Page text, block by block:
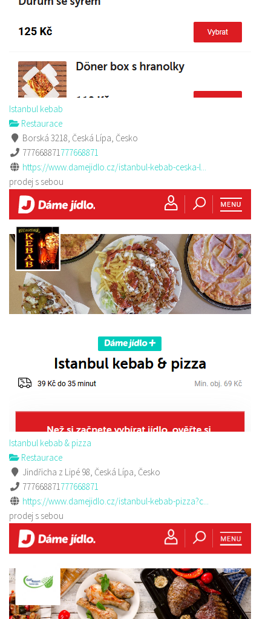
Istanbul kebab
Restaurace
Borská 3218, Česká Lípa, Česko
777668871777668871
https://www.damejidlo.cz/istanbul-kebab-ceska-l...
prodej s sebou
Istanbul kebab & pizza
Restaurace
Jindřicha z Lipé 98, Česká Lípa, Česko
777668871777668871
https://www.damejidlo.cz/istanbul-kebab-pizza?c...
prodej s sebou